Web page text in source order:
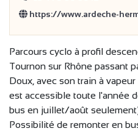
https://www.ardeche-
Parcours cyclo à profil
Tournon sur Rhône passant
Doux, avec son train à
est accessible toute l'année
bus en juillet/août
Possibilité de remonter en